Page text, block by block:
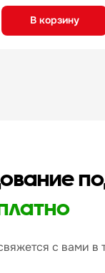
В корзину
с вами в